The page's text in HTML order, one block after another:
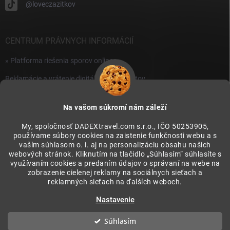
Na vašom súkromí nám záleží
My, spoločnosť DADEXtravel.com s.r.o., IČO 50253905,
používame súbory cookies na zaistenie funkčnosti webu a s
vaším súhlasom o. i. aj na personalizáciu obsahu našich
webových stránok. Kliknutím na tlačidlo „Súhlasím“ súhlasíte s
využívaním cookies a predaním údajov o správaní na webe na
zobrazenie cielenej reklamy na sociálnych sieťach a
reklamných sieťach na ďalších weboch.
Nastavenie
Súhlasím
@loveczazitkov
CENTRUM PRÁVNYCH INFORMÁCIÍ
» Platforma riešenia sporov online
Reklamácie a vrátenie digitálnych produktov
» Všeobecné obchodné podmienky
PRIJÍMAME ONLINE PLATBY
LovecZazitkov. PLUS. Všetky práva vyhradené.